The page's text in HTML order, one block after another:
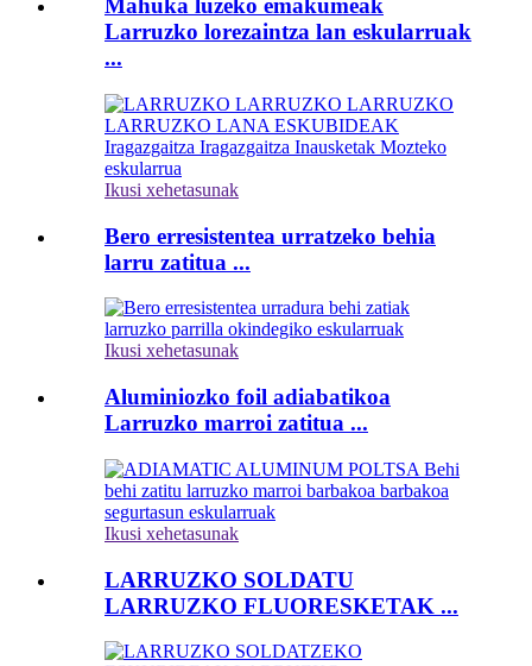
Mahuka luzeko emakumeak
Larruzko lorezaintza lan eskularruak
...
Ikusi xehetasunak
Bero erresistentea urratzeko behia
larru zatitua ...
Ikusi xehetasunak
Aluminiozko foil adiabatikoa
Larruzko marroi zatitua ...
Ikusi xehetasunak
LARRUZKO SOLDATU
LARRUZKO FLUORESKETAK ...